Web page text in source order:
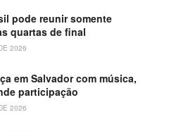
pode reunir somente
quartas de final
2026
em Salvador com música,
participação
2026